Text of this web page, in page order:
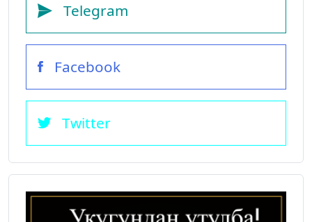
Telegram
Facebook
Twitter